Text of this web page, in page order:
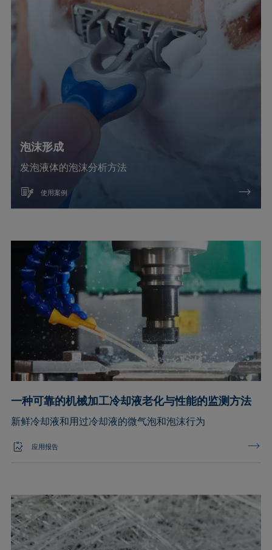
泡沫形成
发泡液体的泡沫分析方法
使用案例
一种可靠的机械加工冷却液老化与性能的监测方法
新鲜冷却液和用过冷却液的微气泡和泡沫行为
应用报告